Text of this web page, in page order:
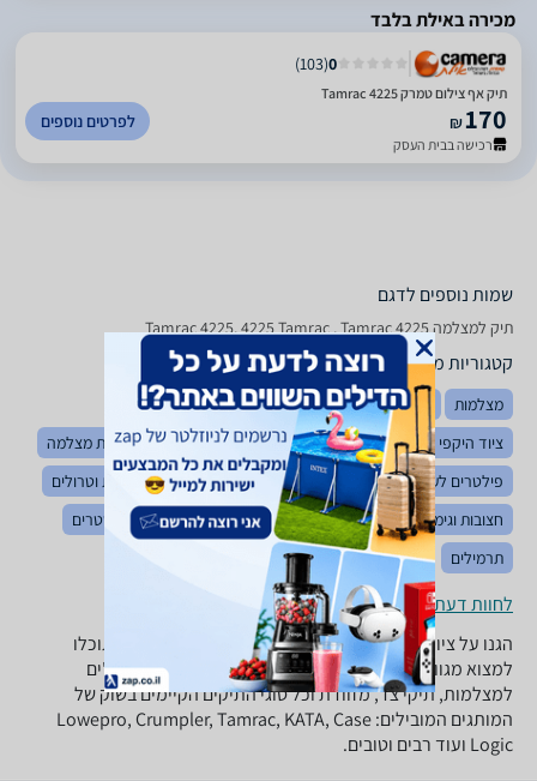
מכירה באילת בלבד
0
(
103
)
תיק אף צילום טמרק Tamrac 4225
₪170
רכישה בבית העסק
לפרטים נוספים
שמות נוספים לדגם
תיק למצלמה Tamrac 4225, 4225 Tamrac , Tamrac 4225
קטגוריות משלימות
מצלמות גריפים למצלמות
הדפסת תמונות דיגיטליות
ציוד היקפי לצילום
סוללות למצלמות מצלמות וידאו
עדשות מצלמה
פילטרים לעדשות
מגני שמש לעדשות רקעי צילום
מזוודות וטרולים
חצובות וגימבלים
אביזרים למצלמות אקסטרים
מצלמות אקסטרים
תרמילים
לחוות דעת ופרטי החנויות
הגנו על ציוד הצילום היקר שלכם! ב-zap השוואת מחירים תוכלו
למצוא מגוון רחב של תיקים למצלמות סטילס ווידיאו, פאוצ'ים
למצלמות, תיקי צד, מזוודת וכל סוגי התיקים הקיימים בשוק של
המותגים המובילים: Lowepro, Crumpler, Tamrac, KATA, Case
Logic ועוד רבים וטובים.